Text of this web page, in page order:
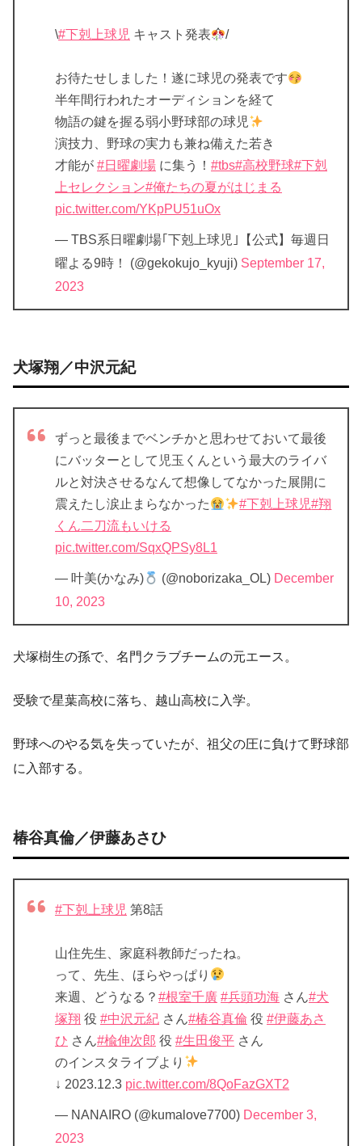
\#下剋上球児 キャスト発表 /
お待たせしました！遂に球児の発表です
半年間行われたオーディションを経て
物語の鍵を握る弱小野球部の球児
演技力、野球の実力も兼ね備えた若き
才能が #日曜劇場 に集う！ #tbs#高校野球#下剋
上セレクション#俺たちの夏がはじまる
pic.twitter.com/YKpPU51uOx
— TBS系日曜劇場｢下剋上球児｣【公式】毎週日
曜よる9時！ (@gekokujo_kyuji) September 17,
2023
犬塚翔／中沢元紀
ずっと最後までベンチかと思わせておいて最後
にバッターとして児玉くんという最大のライバ
ルと対決させるなんて想像してなかった展開に
震えたし涙止まらなかった
#下剋上球児#翔
くん二刀流もいける
pic.twitter.com/SqxQPSy8L1
— 叶美(かなみ) (@noborizaka_OL) December
10, 2023
犬塚樹生の孫で、名門クラブチームの元エース。
受験で星葉高校に落ち、越山高校に入学。
野球へのやる気を失っていたが、祖父の圧に負けて野球部
に入部する。
椿谷真倫／伊藤あさひ
#下剋上球児 第8話
山住先生、家庭科教師だったね。
って、先生、ほらやっぱり
来週、どうなる？ #根室千廣 #兵頭功海 さん#犬
塚翔 役 #中沢元紀 さん#椿谷真倫 役 #伊藤あさ
ひ さん#楡伸次郎 役 #生田俊平 さん
のインスタライブより
↓ 2023.12.3 pic.twitter.com/8QoFazGXT2
— NANAIRO (@kumalove7700) December 3,
2023